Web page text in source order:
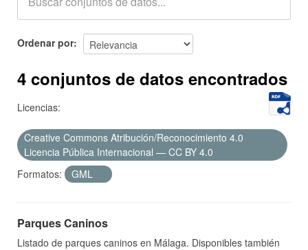
Ordenar por
4 conjuntos de datos encontrados
Licencias:
Creative Commons Atribución/Reconocimiento 4.0
Licencia Pública Internacional — CC BY 4.0
Formatos:
GML
Parques Caninos
Listado de parques caninos en Málaga. Disponibles también